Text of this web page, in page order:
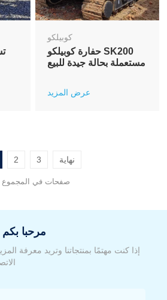
كوبيلكو
حفارة كوبيلكو SK200
مستعملة بحالة جيدة للبيع
عرض المزيد
2 3 نهاية
3 صفحات في المجموع
مرحبا
إذا كنت مهتمًا بمنتجاتنا وتريد معرفة